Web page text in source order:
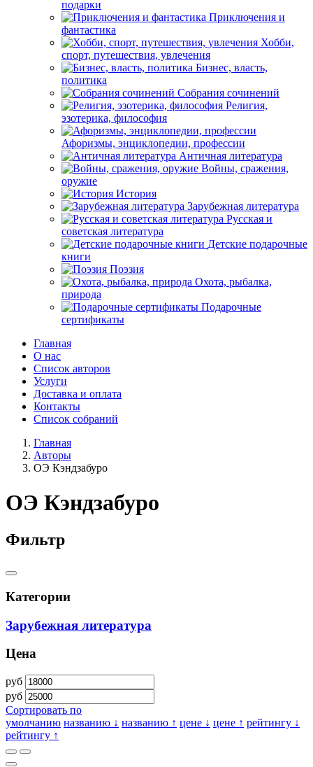
подарки
Приключения и
фантастика
Хобби,
спорт, путешествия, увлечения
Бизнес, власть,
политика
Собрания сочинений
Религия,
эзотерика, философия
Афоризмы, энциклопедии, профессии
Античная литература
Войны, сражения,
оружие
История
Зарубежная литература
Русская и
советская литература
Детские подарочные
книги
Поэзия
Охота, рыбалка,
природа
Подарочные
сертификаты
Главная
О нас
Список авторов
Услуги
Доставка и оплата
Контакты
Список собраний
Главная
Авторы
ОЭ Кэндзабуро
ОЭ Кэндзабуро
Фильтр
Категории
Зарубежная литература
Цена
руб
руб
Сортировать по
умолчанию названию ↓ названию ↑ цене ↓ цене ↑ рейтингу ↓
рейтингу ↑